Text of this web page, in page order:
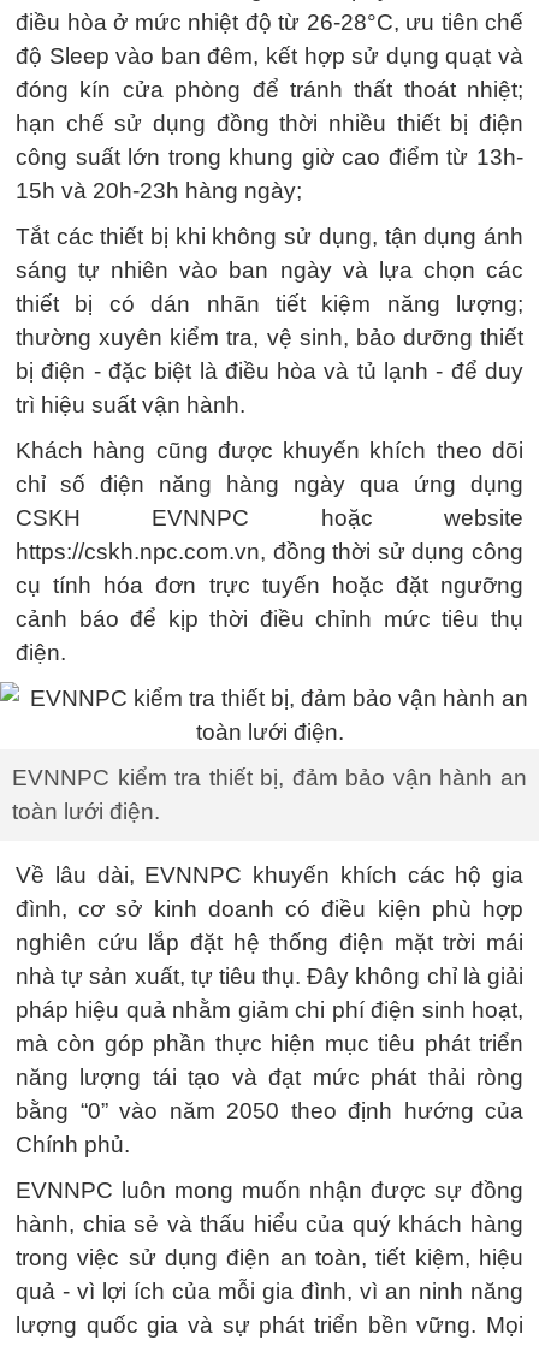
điều hòa ở mức nhiệt độ từ 26-28°C, ưu tiên chế
độ Sleep vào ban đêm, kết hợp sử dụng quạt và
đóng kín cửa phòng để tránh thất thoát nhiệt;
hạn chế sử dụng đồng thời nhiều thiết bị điện
công suất lớn trong khung giờ cao điểm từ 13h-
15h và 20h-23h hàng ngày;
Tắt các thiết bị khi không sử dụng, tận dụng ánh
sáng tự nhiên vào ban ngày và lựa chọn các
thiết bị có dán nhãn tiết kiệm năng lượng;
thường xuyên kiểm tra, vệ sinh, bảo dưỡng thiết
bị điện - đặc biệt là điều hòa và tủ lạnh - để duy
trì hiệu suất vận hành.
Khách hàng cũng được khuyến khích theo dõi
chỉ số điện năng hàng ngày qua ứng dụng
CSKH EVNNPC hoặc website
https://cskh.npc.com.vn, đồng thời sử dụng công
cụ tính hóa đơn trực tuyến hoặc đặt ngưỡng
cảnh báo để kịp thời điều chỉnh mức tiêu thụ
điện.
EVNNPC kiểm tra thiết bị, đảm bảo vận hành an
toàn lưới điện.
Về lâu dài, EVNNPC khuyến khích các hộ gia
đình, cơ sở kinh doanh có điều kiện phù hợp
nghiên cứu lắp đặt hệ thống điện mặt trời mái
nhà tự sản xuất, tự tiêu thụ. Đây không chỉ là giải
pháp hiệu quả nhằm giảm chi phí điện sinh hoạt,
mà còn góp phần thực hiện mục tiêu phát triển
năng lượng tái tạo và đạt mức phát thải ròng
bằng “0” vào năm 2050 theo định hướng của
Chính phủ.
EVNNPC luôn mong muốn nhận được sự đồng
hành, chia sẻ và thấu hiểu của quý khách hàng
trong việc sử dụng điện an toàn, tiết kiệm, hiệu
quả - vì lợi ích của mỗi gia đình, vì an ninh năng
lượng quốc gia và sự phát triển bền vững. Mọi